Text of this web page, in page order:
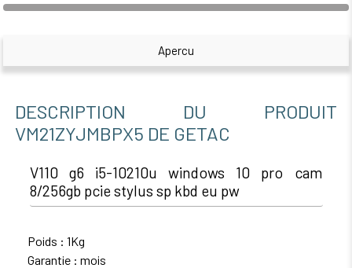
Apercu
DESCRIPTION DU PRODUIT
VM21ZYJMBPX5 DE GETAC
V110 g6 i5-10210u windows 10 pro cam
8/256gb pcie stylus sp kbd eu pw
Poids : 1Kg
Garantie : mois